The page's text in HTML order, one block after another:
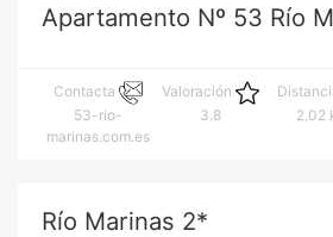
Apartamento Nº 53 Río
Contacta
53-rio-
marinas.com.es
Valoración
3.8
2.02
Río Marinas 2*